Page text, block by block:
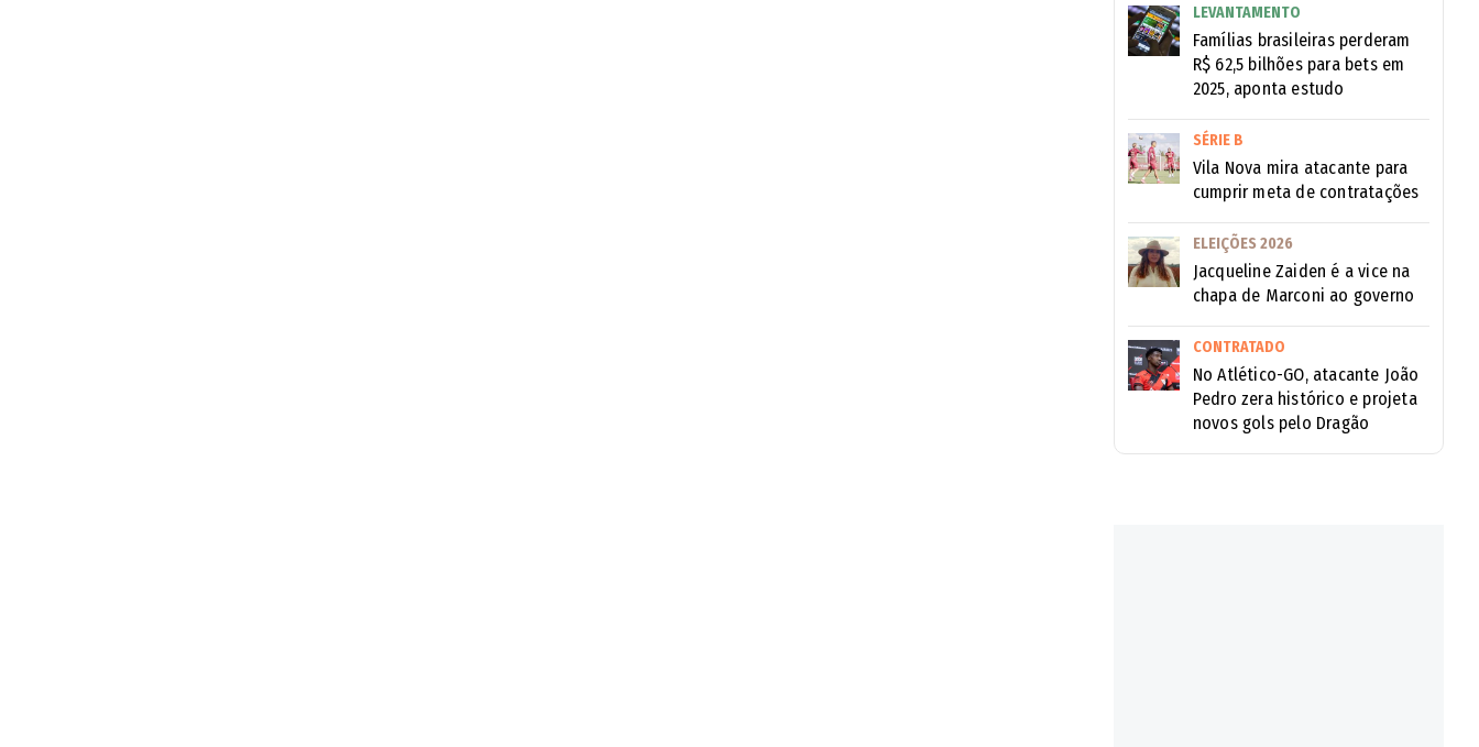
LEVANTAMENTO
Famílias brasileiras perderam
R$ 62,5 bilhões para bets em
2025, aponta estudo
SÉRIE B
Vila Nova mira atacante para
cumprir meta de contratações
ELEIÇÕES 2026
Jacqueline Zaiden é a vice na
chapa de Marconi ao governo
CONTRATADO
No Atlético-GO, atacante João
Pedro zera histórico e projeta
novos gols pelo Dragão